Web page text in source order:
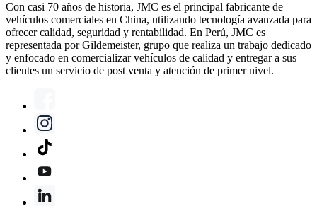
Con casi 70 años de historia, JMC es el principal fabricante de
vehículos comerciales en China, utilizando tecnología avanzada para
ofrecer calidad, seguridad y rentabilidad. En Perú, JMC es
representada por Gildemeister, grupo que realiza un trabajo dedicado
y enfocado en comercializar vehículos de calidad y entregar a sus
clientes un servicio de post venta y atención de primer nivel.